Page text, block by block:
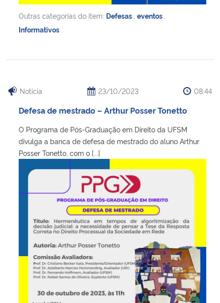
Outras categorias do item: Defesas eventos
Informativos
Notícia 23/10/2023 08:44
Defesa de mestrado – Arthur Posser Tonetto
O Programa de Pós-Graduação em Direito da UFSM
divulga a banca de defesa de mestrado do aluno Arthur
Posser Tonetto, com o [...]